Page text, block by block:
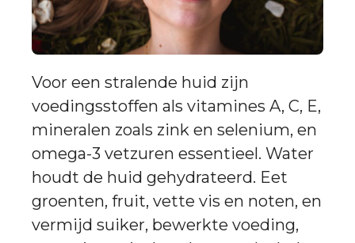
Voor een stralende huid zijn
voedingsstoffen als vitamines A, C, E,
mineralen zoals zink en selenium, en
omega-3 vetzuren essentieel. Water
houdt de huid gehydrateerd. Eet
groenten, fruit, vette vis en noten, en
vermijd suiker, bewerkte voeding,